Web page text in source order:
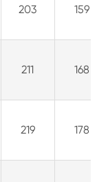
203 159
211 168
219 178